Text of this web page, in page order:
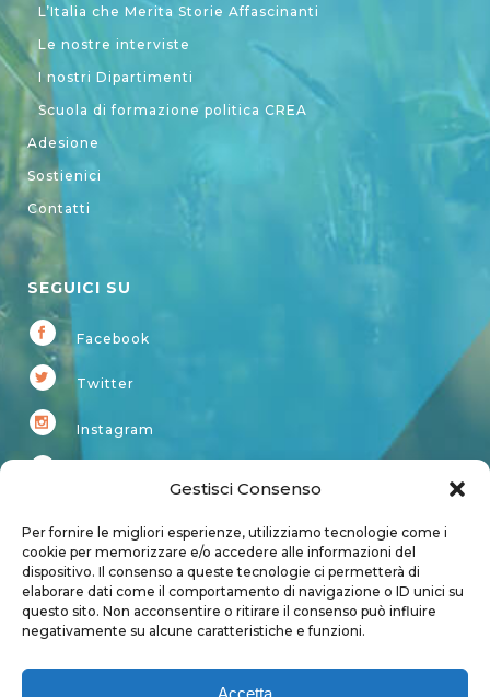
Gestisci Consenso
Per fornire le migliori esperienze, utilizziamo tecnologie come i
cookie per memorizzare e/o accedere alle informazioni del
dispositivo. Il consenso a queste tecnologie ci permetterà di
elaborare dati come il comportamento di navigazione o ID unici su
questo sito. Non acconsentire o ritirare il consenso può influire
negativamente su alcune caratteristiche e funzioni.
Accetta
L’Italia che Merita Storie Affascinanti
Le nostre interviste
I nostri Dipartimenti
Scuola di formazione politica CREA
Adesione
Sostienici
Contatti
SEGUICI SU
Facebook
Twitter
Instagram
Account
Login